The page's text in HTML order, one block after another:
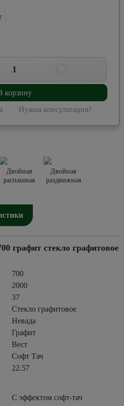
1
корзину
Нужна консультация?
Двойная
распашная
Двойная
раздвижная
графит стекло графитовое
700
2000
37
Стекло графитовое
Невада
Графит
Вест
Софт Тач
22.57
С эффектом софт-тач